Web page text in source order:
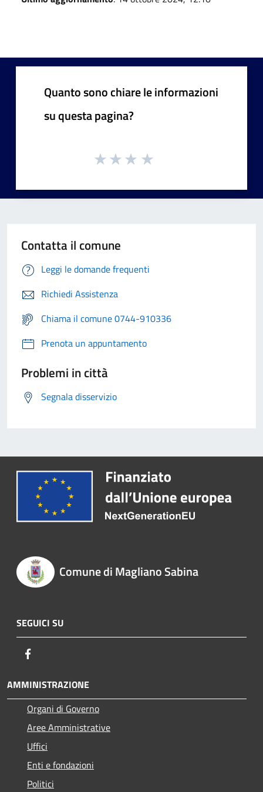
Quanto sono chiare le informazioni
su questa pagina?
Contatta il comune
Leggi le domande frequenti
Richiedi Assistenza
Chiama il comune 0744-910336
Prenota un appuntamento
Problemi in città
Segnala disservizio
Comune di Magliano Sabina
SEGUICI SU
AMMINISTRAZIONE
Organi di Governo
Aree Amministrative
Uffici
Enti e fondazioni
Politici